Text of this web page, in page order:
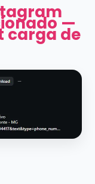
—
carga de